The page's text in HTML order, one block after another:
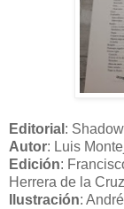
Editorial :
Autor: Luis
Edición:
Herrera de la
Ilustración: